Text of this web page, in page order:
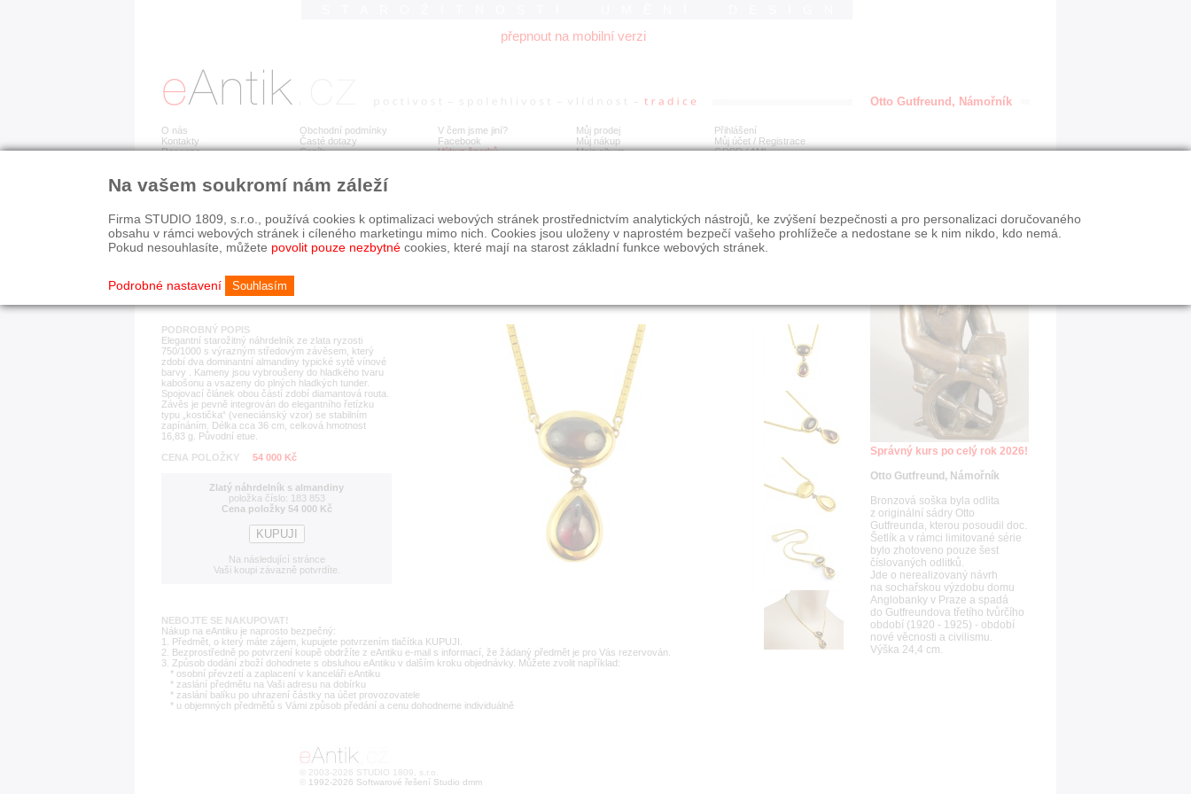
přepnout na mobilní verzi
O nás
Kontakty
Recenze
Obchodní podmínky
Časté dotazy
Ceník
V čem jsme jiní?
Facebook
Výkup šperků
Můj prodej
Můj nákup
Moje album
Přihlášení
Můj účet / Registrace
GDPR/AML
Detail položky č. 183 853 Zlatý náhrdelník s almandiny
PODROBNÝ POPIS
Elegantní starožitný náhrdelník ze zlata ryzosti
750/1000 s výrazným středovým závěsem, který
zdobí dva dominantní almandiny typické sytě vínové
barvy . Kameny jsou vybroušeny do hladkého tvaru
kabošonu a vsazeny do plných hladkých tunder.
Spojovací článek obou částí zdobí diamantová routa.
Závěs je pevně integrován do elegantního řetízku
typu „kostička“ (veneciánský vzor) se stabilním
zapínáním. Délka cca 36 cm, celková hmotnost
16,83 g. Původní etue.
CENA POLOŽKY
54 000 Kč
Zlatý náhrdelník s almandiny
položka číslo: 183 853
Cena položky 54 000 Kč
Na následující stránce
Vaši koupi závazně potvrdíte.
NEBOJTE SE NAKUPOVAT!
Nákup na eAntiku je naprosto bezpečný:
1. Předmět, o který máte zájem, kupujete potvrzením tlačítka KUPUJI.
2. Bezprostředně po potvrzení koupě obdržíte z eAntiku e-mail s informací, že žádaný předmět je pro Vás rezervován.
3. Způsob dodání zboží dohodnete s obsluhou eAntiku v dalším kroku objednávky. Můžete zvolit například:
* osobní převzetí a zaplacení v kanceláři eAntiku
* zaslání předmětu na Vaši adresu na dobírku
* zaslání balíku po uhrazení částky na účet provozovatele
* u objemných předmětů s Vámi způsob předání a cenu dohodneme individuálně
© 2003-2026 STUDIO 1809, s.r.o.
1992-2026 Softwarové řešení Studio dmm
Otto Gutfreund, Námořník
Správný kurs po celý rok 2026!
Otto Gutfreund, Námořník
Bronzová soška byla odlita
z originální sádry Otto
Gutfreunda, kterou posoudil doc.
Šetlík a v rámci limitované série
bylo zhotoveno pouze šest
číslovaných odlitků.
Jde o nerealizovaný návrh
na sochařskou výzdobu domu
Anglobanky v Praze a spadá
do Gutfreundova třetího tvůrčího
období (1920 - 1925) - období
nové věcnosti a civilismu.
Výška 24,4 cm.
Na vašem soukromí nám záleží
Firma STUDIO 1809, s.r.o., používá cookies k optimalizaci webových stránek prostřednictvím analytických nástrojů, ke zvýšení bezpečnosti a pro personalizaci doručovaného
obsahu v rámci webových stránek i cíleného marketingu mimo nich. Cookies jsou uloženy v naprostém bezpečí vašeho prohlížeče a nedostane se k nim nikdo, kdo nemá.
Pokud nesouhlasíte, můžete povolit pouze nezbytné cookies, které mají na starost základní funkce webových stránek.
Podrobné nastavení Souhlasím